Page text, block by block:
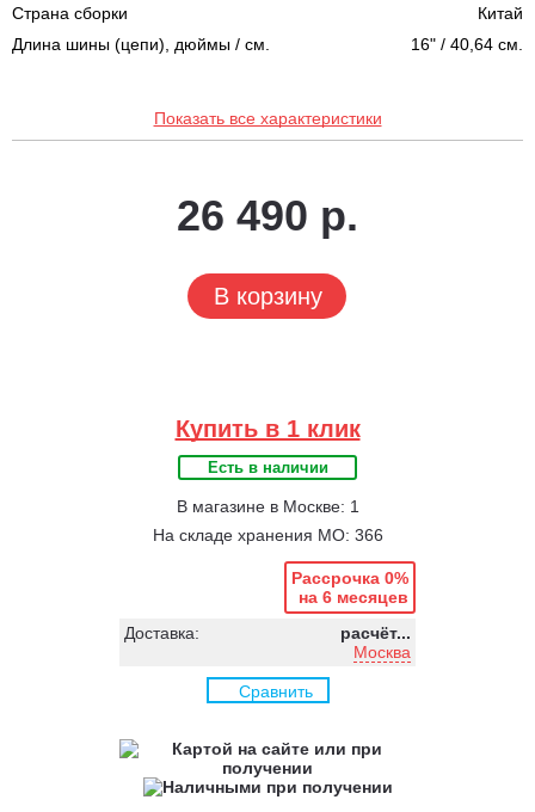
Страна сборки
Китай
Длина шины (цепи), дюймы / см.
16" / 40,64 см.
Показать все характеристики
26 490 р.
В корзину
Купить в 1 клик
Есть в наличии
В магазине в Москве: 1
На складе хранения МО: 366
Рассрочка 0%
на 6 месяцев
Доставка:
расчёт...
Москва
Сравнить